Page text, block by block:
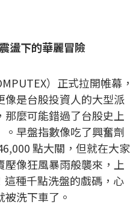
盪下的華麗冒險
）正式拉開帷幕，
像是台股投資人的大型派
麼可能錯過了台股史上
早盤指數像吃了興奮劑
點大關，但就在大家
像狂風暴雨般襲來，上
這種千點洗盤的戲碼，心
洗下車了。